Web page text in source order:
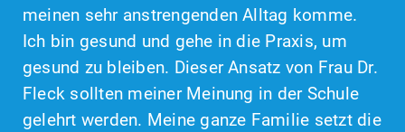
meinen sehr anstrengenden Alltag komme.
Ich bin gesund und gehe in die Praxis, um
gesund zu bleiben. Dieser Ansatz von Frau Dr.
Fleck sollten meiner Meinung in der Schule
gelehrt werden. Meine ganze Familie setzt die